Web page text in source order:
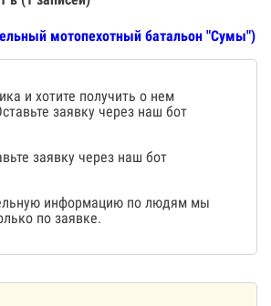
мотопехотный батальон "Сумы")
и хотите получить о нем
заявку через наш бот
заявку через наш бот
информацию по людям мы
по заявке.